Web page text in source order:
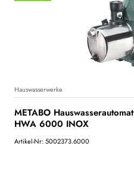
Hauswasserwerke
METABO Hauswasserautomat
HWA 6000 INOX
Artikel-Nr: 5002373.6000